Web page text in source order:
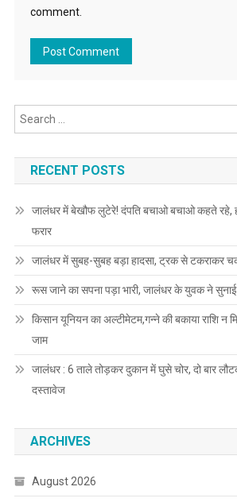
comment.
RECENT POSTS
जालंधर में बेखौफ लुटेरे! दंपति बचाओ बचाओ कहते रहे,
फरार
जालंधर में सुबह-सुबह बड़ा हादसा, ट्रक से टकराकर
रूस जाने का सपना पड़ा भारी, जालंधर के युवक ने सुनाई
किसान यूनियन का अल्टीमेटम,गन्ने की बकाया राशि न
जाम
जालंधर : 6 ताले तोड़कर दुकान में घुसे चोर, दो बार
दस्तावेज
ARCHIVES
August 2026